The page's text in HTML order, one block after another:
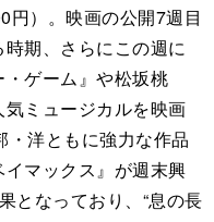
円）。映画の公開7週目
期、さらにこの週に
ゲーム』や松坂桃
ミュージカルを映画
洋ともに強力な作品
マックス』が週末興
となっており、“息の長